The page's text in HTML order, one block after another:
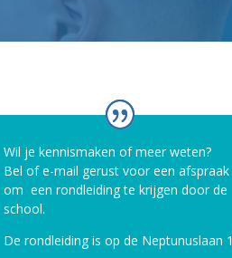
Wil je kennismaken of meer weten?
Bel of e-mail gerust voor een afspraak
om een rondleiding te krijgen door de
school.
De rondleiding is op de Neptunuslaan 1